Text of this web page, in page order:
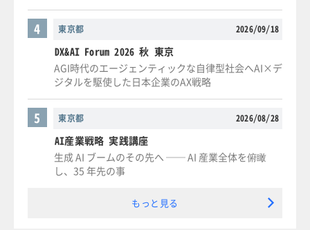
東京都 2026/09/18
4
DX&AI Forum 2026 秋 東京
AGI時代のエージェンティックな自律型社会へAI×デ
ジタルを駆使した日本企業のAX戦略
東京都 2026/08/28
5
AI産業戦略 実践講座
生成 AI ブームのその先へ ── AI 産業全体を俯瞰
し、35 年先の事
もっと見る